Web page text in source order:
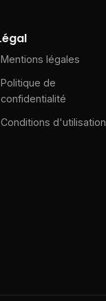
Mentions légales
Politique de
confidentialité
Conditions d'utilisation